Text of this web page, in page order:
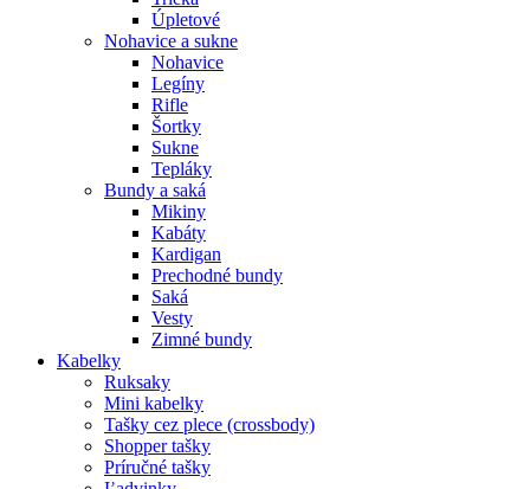
Úpletové
Nohavice a sukne
Nohavice
Legíny
Rifle
Šortky
Sukne
Tepláky
Bundy a saká
Mikiny
Kabáty
Kardigan
Prechodné bundy
Saká
Vesty
Zimné bundy
Kabelky
Ruksaky
Mini kabelky
Tašky cez plece (crossbody)
Shopper tašky
Príručné tašky